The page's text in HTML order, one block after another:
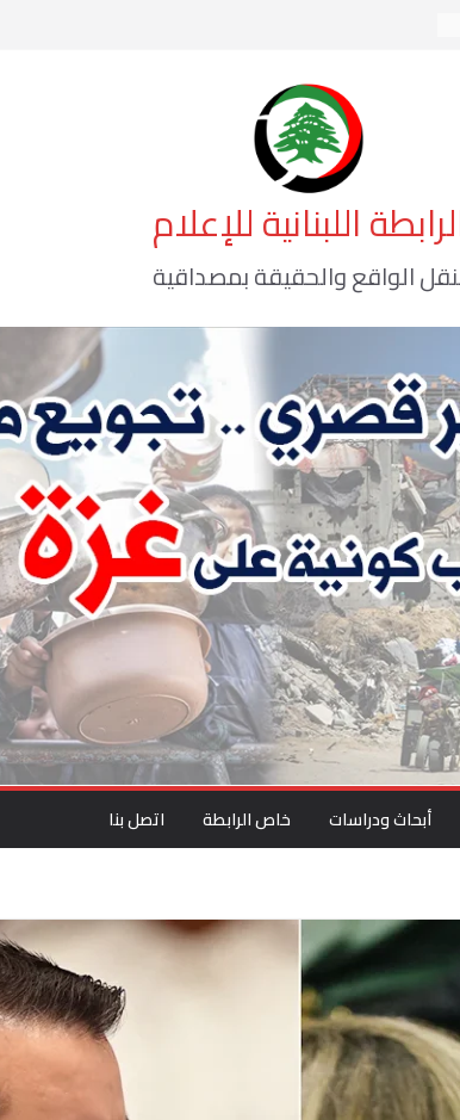
اللبنانية للإعلام
الواقع والحقيقة بمصداقية
أبحاث ودراسات خاص الرابطة اتصل بنا